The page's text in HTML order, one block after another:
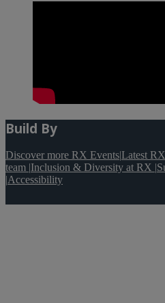
Build By
Discover more RX Events|Latest
team |Inclusion & Diversity at RX |
|Accessibility